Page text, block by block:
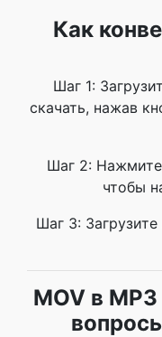
Как
Шаг 1:
скачать, нажав
Шаг 2: Нажмите
чтобы
Шаг 3:
MOV в